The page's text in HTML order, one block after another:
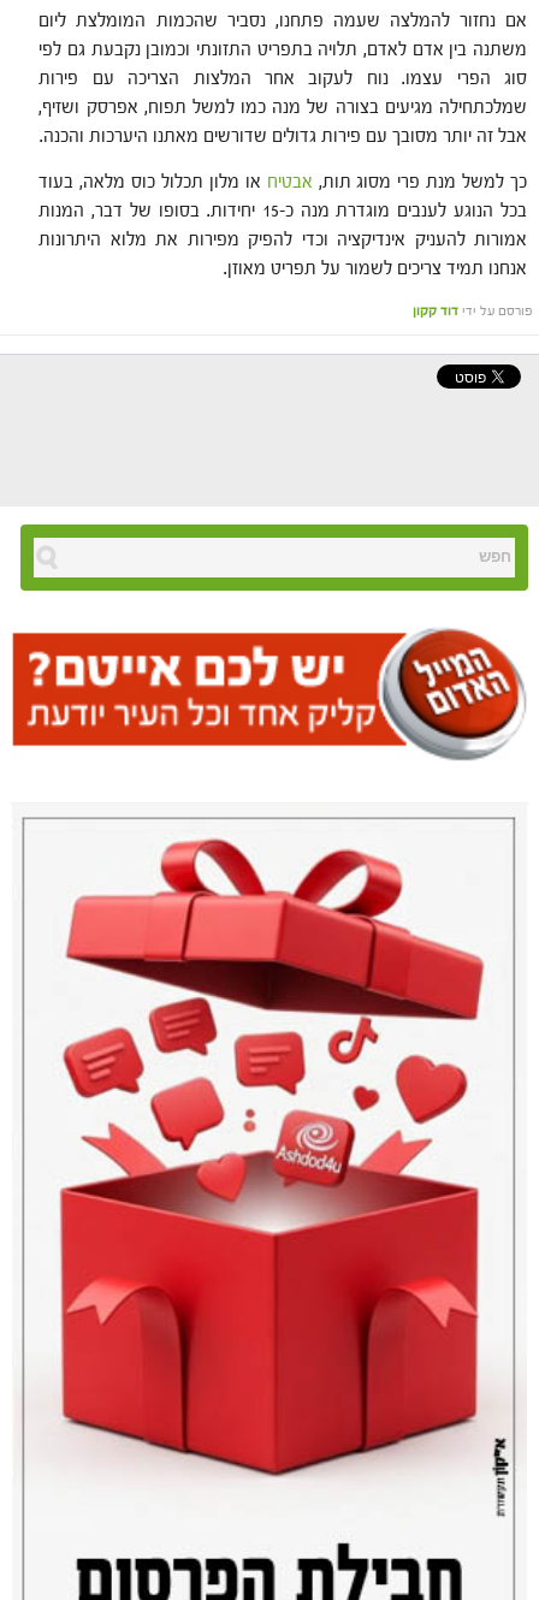
אם נחזור להמלצה שעמה פתחנו, נסביר שהכמות המומלצת ליום
משתנה בין אדם לאדם, תלויה בתפריט התזונתי וכמובן נקבעת גם לפי
סוג הפרי עצמו. נוח לעקוב אחר המלצות הצריכה עם פירות
שמלכתחילה מגיעים בצורה של מנה כמו למשל תפוח, אפרסק ושזיף,
אבל זה יותר מסובך עם פירות גדולים שדורשים מאתנו היערכות והכנה.
כך למשל מנת פרי מסוג תות, אבטיח או מלון תכלול כוס מלאה, בעוד
בכל הנוגע לענבים מוגדרת מנה כ-15 יחידות. בסופו של דבר, המנות
אמורות להעניק אינדיקציה וכדי להפיק מפירות את מלוא היתרונות
אנחנו תמיד צריכים לשמור על תפריט מאוזן.
פורסם על ידי דוד קקון